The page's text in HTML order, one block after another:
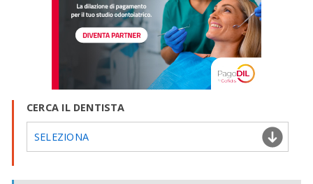
CERCA IL DENTISTA
SELEZIONA